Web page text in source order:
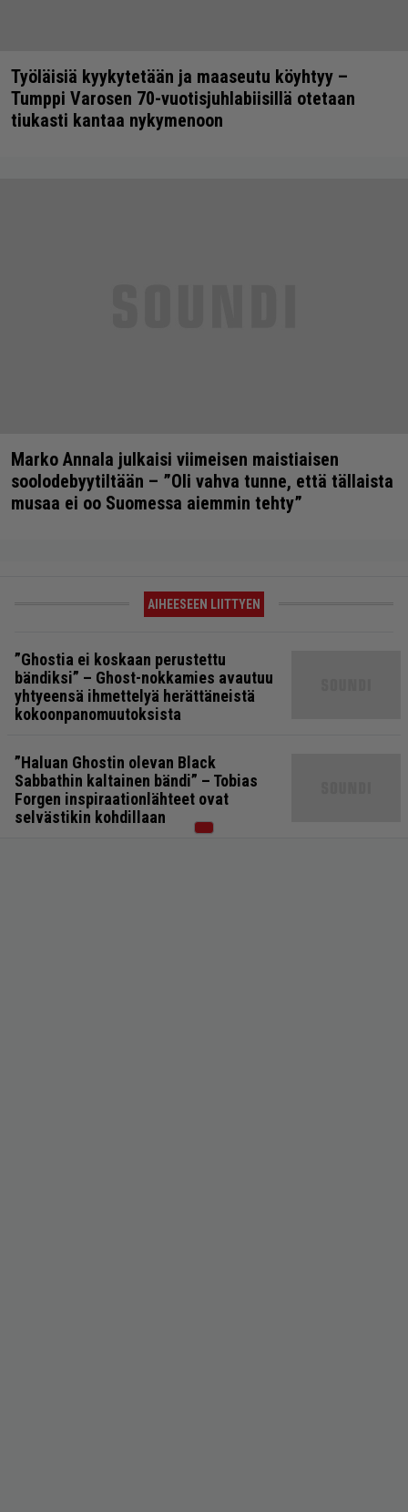
Työläisiä kyykytetään ja maaseutu köyhtyy –
Tumppi Varosen 70-vuotisjuhlabiisillä otetaan
tiukasti kantaa nykymenoon
Marko Annala julkaisi viimeisen maistiaisen
soolodebyytiltään – ”Oli vahva tunne, että tällaista
musaa ei oo Suomessa aiemmin tehty”
AIHEESEEN LIITTYEN
”Ghostia ei koskaan perustettu
bändiksi” – Ghost-nokkamies avautuu
yhtyeensä ihmettelyä herättäneistä
kokoonpanomuutoksista
”Haluan Ghostin olevan Black
Sabbathin kaltainen bändi” – Tobias
Forgen inspiraationlähteet ovat
selvästikin kohdillaan